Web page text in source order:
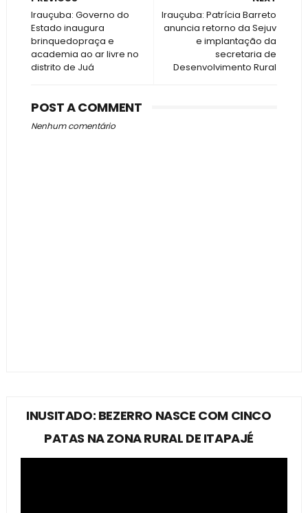
Irauçuba: Patrícia Barreto
anuncia retorno da Sejuv
e implantação da
secretaria de
Desenvolvimento Rural
Irauçuba: Governo do
Estado inaugura
brinquedopraça e
academia ao ar livre no
distrito de Juá
POST A COMMENT
Nenhum comentário
INUSITADO: BEZERRO NASCE COM CINCO
PATAS NA ZONA RURAL DE ITAPAJÉ